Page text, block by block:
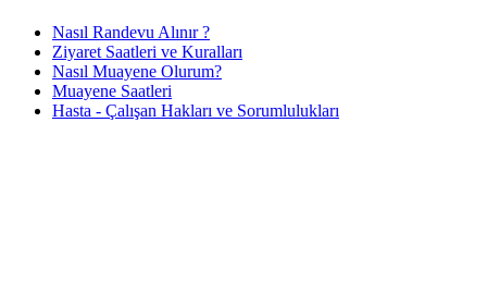
Nasıl Randevu Alınır ?
Ziyaret Saatleri ve Kuralları
Nasıl Muayene Olurum?
Muayene Saatleri
Hasta - Çalışan Hakları ve Sorumlulukları